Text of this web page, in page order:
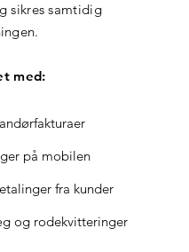
sikres samtidig
med:
på mobilen
fra kunder
og rodekvitteringer